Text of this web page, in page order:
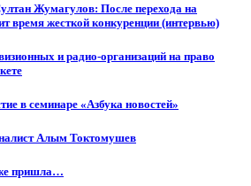
Жумагулов: После перехода на
время жесткой конкуренции (интервью)
и радио-организаций на право
в семинаре «Азбука новостей»
Алым Токтомушев
пришла…